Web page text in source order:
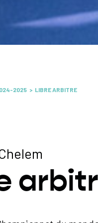
2025 LIBRE ARBITRE